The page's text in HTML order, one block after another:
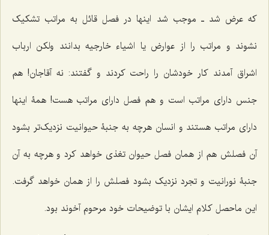
که عرض شد ـ موجب شد اینها در فصل قائل به مراتب تشکیک
نشوند و مراتب را از عوارض یا اشیاء خارجیه بدانند ولکن ارباب
اشراق آمدند کار خودشان را راحت کردند و گفتند: نه آقاجان! هم
جنس داراى مراتب است و هم فصل داراى مراتب هست! همۀ‌ اینها
داراى مراتب هستند و انسان هرچه به جنبۀ حیوانیت نزدیک‌تر بشود
آن فصلش هم از همان فصل حیوان تغذى خواهد کرد و هرچه به آن
جنبۀ نورانیت و تجرد نزدیک بشود فصلش را از همان خواهد گرفت.
این ماحصل کلام ایشان با توضیحات خود مرحوم آخوند بود.